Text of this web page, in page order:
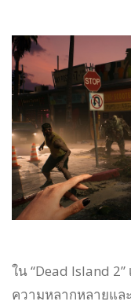
ใน “Dead Island
ความหลากหลายแล